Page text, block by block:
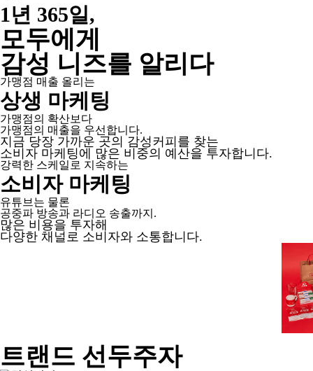
1년 365일,
모두에게
감성 니즈를 알리다
가맹점 매출 올리는
상생 마케팅
가맹점의 확산보다
가맹점의 매출을 우선합니다.
지금 당장 가까운 곳의 감성커피를 찾는
소비자 마케팅에 많은 비중의 예산을 투자합니다.
강력한 스케일로 지속하는
소비자 마케팅
유튜브는 물론
공중파 방송과 라디오 송출까지.
많은 비용을 투자해
다양한 채널로 소비자와 소통합니다.
트랜드 선두주자